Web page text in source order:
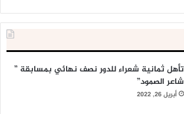
تأهل ثمانية شعراء للدور نصف نهائي بمسابقة ”
شاعر الصمود”
أبريل 26, 2022